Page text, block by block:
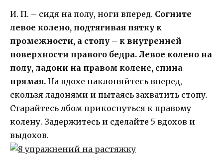
И. П. – сидя на полу, ноги вперед. Согните
левое колено, подтягивая пятку к
промежности, а стопу – к внутренней
поверхности правого бедра. Левое колено на
полу, ладони на правом колене, спина
прямая. На вдохе наклоняйтесь вперед,
скользя ладонями и пытаясь захватить стопу.
Старайтесь лбом прикоснуться к правому
колену. Задержитесь и сделайте 5 вдохов и
выдохов.